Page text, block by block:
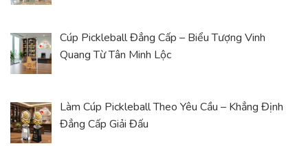
Cúp Pickleball Đẳng Cấp – Biểu Tượng Vinh
Quang Từ Tân Minh Lộc
Làm Cúp Pickleball Theo Yêu Cầu – Khẳng Định
Đẳng Cấp Giải Đấu